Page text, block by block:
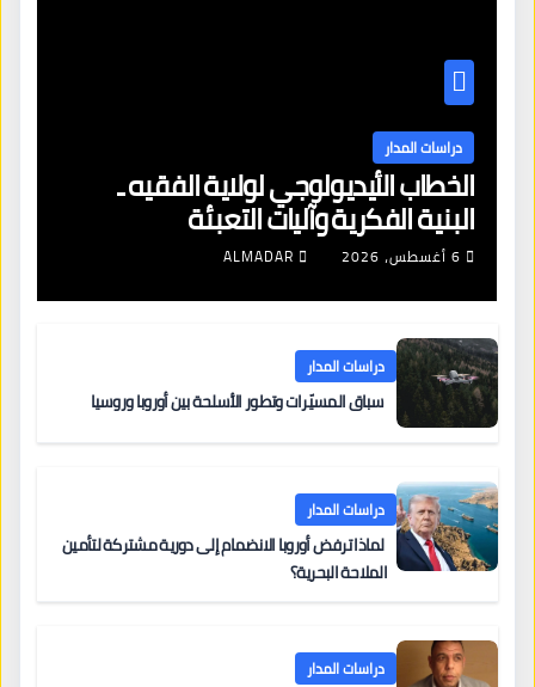
دراسات المدار
الخطاب الأيديولوجي لولاية الفقيه ـ
البنية الفكرية وآليات التعبئة
6 أغسطس، 2026 ALMADAR
دراسات المدار
سباق المسيّرات وتطور الأسلحة بين أوروبا وروسيا
دراسات المدار
لماذا ترفض أوروبا الانضمام إلى دورية مشتركة لتأمين
الملاحة البحرية؟
دراسات المدار